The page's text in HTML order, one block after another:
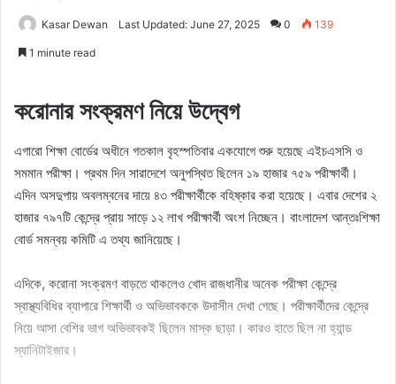
Kasar Dewan Last Updated: June 27, 2025 0 139
1 minute read
করোনার সংক্রমণ নিয়ে উদ্বেগ
এগারো শিক্ষা বোর্ডের অধীনে গতকাল বৃহস্পতিবার একযোগে শুরু হয়েছে এইচএসসি ও
সমমান পরীক্ষা। প্রথম দিন সারাদেশে অনুপস্থিত ছিলেন ১৯ হাজার ৭৫৯ পরীক্ষার্থী।
এদিন অসদুপায় অবলম্বনের দায়ে ৪৩ পরীক্ষার্থীকে বহিষ্কার করা হয়েছে। এবার দেশের ২
হাজার ৭৯৭টি কেন্দ্রে প্রায় সাড়ে ১২ লাখ পরীক্ষার্থী অংশ নিচ্ছেন। বাংলাদেশ আন্তঃশিক্ষা
বোর্ড সমন্বয় কমিটি এ তথ্য জানিয়েছে।
এদিকে, করোনা সংক্রমণ বাড়তে থাকলেও খোদ রাজধানীর অনেক পরীক্ষা কেন্দ্রে
স্বাস্থ্যবিধির ব্যাপারে শিক্ষার্থী ও অভিভাবককে উদাসীন দেখা গেছে। পরীক্ষার্থীদের কেন্দ্রে
নিয়ে আসা বেশির ভাগ অভিভাবকই ছিলেন মাস্ক ছাড়া। কারও হাতে ছিল না হ্যান্ড
স্যানিটাইজার।